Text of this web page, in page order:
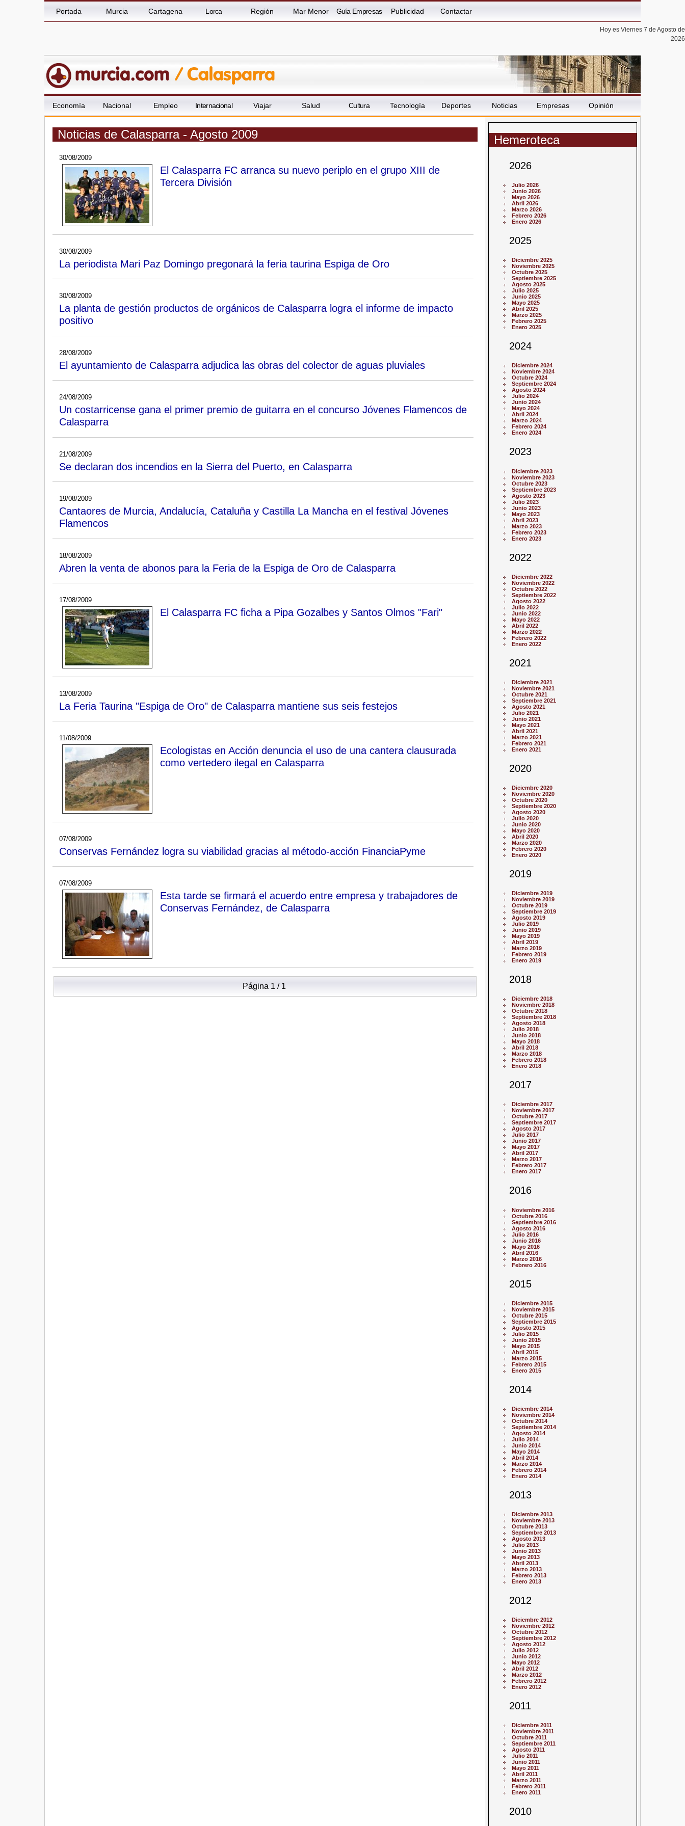
Portada Murcia Cartagena Lorca Región Mar Menor Guía Empresas Publicidad Contactar
Hoy es Viernes 7 de Agosto de
2026
Economía Nacional Empleo Internacional Viajar Salud Cultura Tecnología Deportes Noticias Empresas Opinión
Noticias de Calasparra - Agosto 2009
30/08/2009
El Calasparra FC arranca su nuevo periplo en el grupo XIII de
Tercera División
30/08/2009
La periodista Mari Paz Domingo pregonará la feria taurina Espiga de Oro
30/08/2009
La planta de gestión productos de orgánicos de Calasparra logra el informe de impacto
positivo
28/08/2009
El ayuntamiento de Calasparra adjudica las obras del colector de aguas pluviales
24/08/2009
Un costarricense gana el primer premio de guitarra en el concurso Jóvenes Flamencos de
Calasparra
21/08/2009
Se declaran dos incendios en la Sierra del Puerto, en Calasparra
19/08/2009
Cantaores de Murcia, Andalucía, Cataluña y Castilla La Mancha en el festival Jóvenes
Flamencos
18/08/2009
Abren la venta de abonos para la Feria de la Espiga de Oro de Calasparra
17/08/2009
El Calasparra FC ficha a Pipa Gozalbes y Santos Olmos "Fari"
13/08/2009
La Feria Taurina "Espiga de Oro" de Calasparra mantiene sus seis festejos
11/08/2009
Ecologistas en Acción denuncia el uso de una cantera clausurada
como vertedero ilegal en Calasparra
07/08/2009
Conservas Fernández logra su viabilidad gracias al método-acción FinanciaPyme
07/08/2009
Esta tarde se firmará el acuerdo entre empresa y trabajadores de
Conservas Fernández, de Calasparra
Página 1 / 1
Hemeroteca
2026
Julio 2026
Junio 2026
Mayo 2026
Abril 2026
Marzo 2026
Febrero 2026
Enero 2026
2025
Diciembre 2025
Noviembre 2025
Octubre 2025
Septiembre 2025
Agosto 2025
Julio 2025
Junio 2025
Mayo 2025
Abril 2025
Marzo 2025
Febrero 2025
Enero 2025
2024
Diciembre 2024
Noviembre 2024
Octubre 2024
Septiembre 2024
Agosto 2024
Julio 2024
Junio 2024
Mayo 2024
Abril 2024
Marzo 2024
Febrero 2024
Enero 2024
2023
Diciembre 2023
Noviembre 2023
Octubre 2023
Septiembre 2023
Agosto 2023
Julio 2023
Junio 2023
Mayo 2023
Abril 2023
Marzo 2023
Febrero 2023
Enero 2023
2022
Diciembre 2022
Noviembre 2022
Octubre 2022
Septiembre 2022
Agosto 2022
Julio 2022
Junio 2022
Mayo 2022
Abril 2022
Marzo 2022
Febrero 2022
Enero 2022
2021
Diciembre 2021
Noviembre 2021
Octubre 2021
Septiembre 2021
Agosto 2021
Julio 2021
Junio 2021
Mayo 2021
Abril 2021
Marzo 2021
Febrero 2021
Enero 2021
2020
Diciembre 2020
Noviembre 2020
Octubre 2020
Septiembre 2020
Agosto 2020
Julio 2020
Junio 2020
Mayo 2020
Abril 2020
Marzo 2020
Febrero 2020
Enero 2020
2019
Diciembre 2019
Noviembre 2019
Octubre 2019
Septiembre 2019
Agosto 2019
Julio 2019
Junio 2019
Mayo 2019
Abril 2019
Marzo 2019
Febrero 2019
Enero 2019
2018
Diciembre 2018
Noviembre 2018
Octubre 2018
Septiembre 2018
Agosto 2018
Julio 2018
Junio 2018
Mayo 2018
Abril 2018
Marzo 2018
Febrero 2018
Enero 2018
2017
Diciembre 2017
Noviembre 2017
Octubre 2017
Septiembre 2017
Agosto 2017
Julio 2017
Junio 2017
Mayo 2017
Abril 2017
Marzo 2017
Febrero 2017
Enero 2017
2016
Noviembre 2016
Octubre 2016
Septiembre 2016
Agosto 2016
Julio 2016
Junio 2016
Mayo 2016
Abril 2016
Marzo 2016
Febrero 2016
2015
Diciembre 2015
Noviembre 2015
Octubre 2015
Septiembre 2015
Agosto 2015
Julio 2015
Junio 2015
Mayo 2015
Abril 2015
Marzo 2015
Febrero 2015
Enero 2015
2014
Diciembre 2014
Noviembre 2014
Octubre 2014
Septiembre 2014
Agosto 2014
Julio 2014
Junio 2014
Mayo 2014
Abril 2014
Marzo 2014
Febrero 2014
Enero 2014
2013
Diciembre 2013
Noviembre 2013
Octubre 2013
Septiembre 2013
Agosto 2013
Julio 2013
Junio 2013
Mayo 2013
Abril 2013
Marzo 2013
Febrero 2013
Enero 2013
2012
Diciembre 2012
Noviembre 2012
Octubre 2012
Septiembre 2012
Agosto 2012
Julio 2012
Junio 2012
Mayo 2012
Abril 2012
Marzo 2012
Febrero 2012
Enero 2012
2011
Diciembre 2011
Noviembre 2011
Octubre 2011
Septiembre 2011
Agosto 2011
Julio 2011
Junio 2011
Mayo 2011
Abril 2011
Marzo 2011
Febrero 2011
Enero 2011
2010